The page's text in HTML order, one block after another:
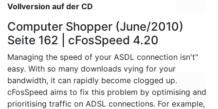
Vollversion auf der CD
Computer Shopper (June/2010)
Seite 162 | cFosSpeed 4.20
"Managing the speed of your ASDL connection isn't
easy. With so many downloads vying for your
bandwidth, it can rapidly become clogged up.
cFosSpeed aims to fix this problem by optimising and
prioritising traffic on ADSL connections. For example,